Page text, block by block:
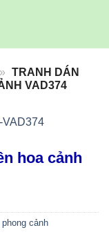
» TRANH DÁN
VAD374
hoa cảnh
cảnh